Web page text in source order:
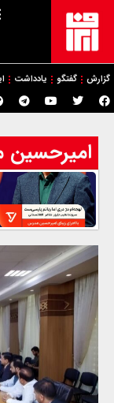
گزارش گفتگو یادداشت